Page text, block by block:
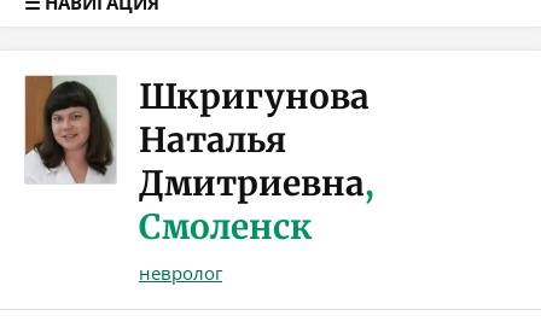
Шкригунова
Наталья
Дмитриевна,
Смоленск
невролог